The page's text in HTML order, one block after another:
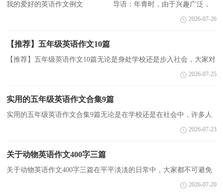
我的爱好的英语作文例文 导语：年青时，由于兴趣广泛，
容易忘事;年老了，由于缺乏兴趣而健忘。今天小编为大家整理爱好
相...
2026-07-26
【推荐】五年级英语作文10篇
【推荐】五年级英语作文10篇无论是身处学校还是步入社会，大家对
作文都再熟悉不过了吧，作文是经过人的思想考虑和语言组织，通过
2026-07-25
实用的五年级英语作文合集9篇
实用的五年级英语作文合集9篇无论是在学校还是在社会中，许多人
都写过作文吧，作文可分为小学作文、中学作文、大学作文（论2026-07-23
关于动物英语作文400字三篇
关于动物英语作文400字三篇在平平淡淡的日常中，大家都不可避免
地要接触到作文吧，作文一定要做到主题集中，围绕同一主题作深入
2026-07-20